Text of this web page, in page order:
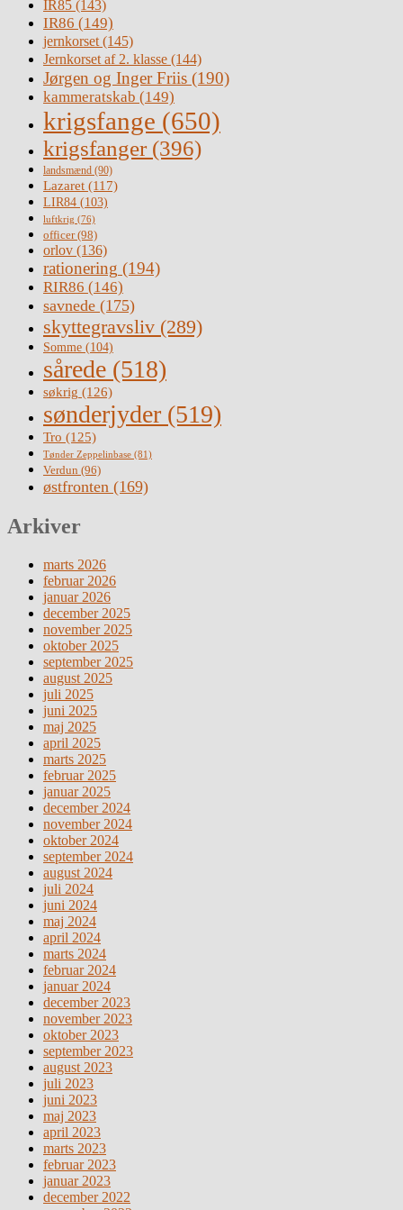
IR85 (143)
IR86 (149)
jernkorset(145)
Jernkorset af 2. klasse (144)
Jørgen og Inger Friis (190)
kammeratskab (149)
krigsfange (650)
krigsfanger (396)
landsmænd (90)
Lazaret (117)
LIR84 (103)
luftkrig (76)
officer(98)
orlov (136)
rationering (194)
RIR86 (146)
savnede (175)
skyttegravsliv (289)
Somme (104)
sårede (518)
søkrig (126)
sønderjyder (519)
Tro (125)
Tønder Zeppelinbase (81)
Verdun (96)
østfronten (169)
Arkiver
marts 2026
februar 2026
januar 2026
december 2025
november 2025
oktober 2025
september 2025
august 2025
juli 2025
juni 2025
maj 2025
april 2025
marts 2025
februar 2025
januar 2025
december 2024
november 2024
oktober 2024
september 2024
august 2024
juli 2024
juni 2024
maj 2024
april 2024
marts 2024
februar 2024
januar 2024
december 2023
november 2023
oktober 2023
september 2023
august 2023
juli 2023
juni 2023
maj 2023
april 2023
marts 2023
februar 2023
januar 2023
december 2022